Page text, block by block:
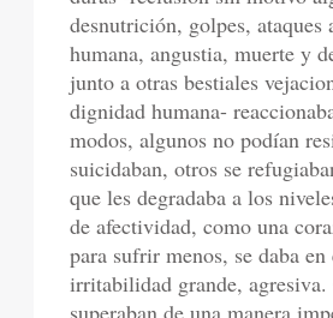
desnutrición, golpes, ataques
humana, angustia, muerte y
junto a otras bestiales
dignidad humana-
modos, algunos no podían
suicidaban, otros se
que les degradaba a los
de afectividad, como una
para sufrir menos, se daba
irritabilidad grande, agresiva.
superaban de una manera